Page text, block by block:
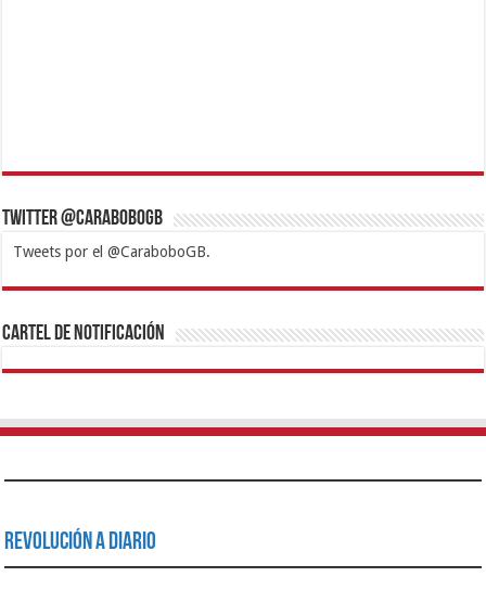
Twitter @CaraboboGB
Tweets por el @CaraboboGB.
1xbetBetturkeyBetistKralbetSupertotobetTipobetMatadorbetMariobet
https://mvbcasino.com/
Cartel de Notificación
Revolución a Diario